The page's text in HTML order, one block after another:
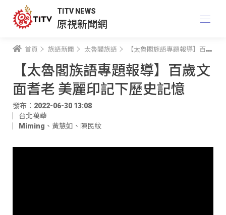
TITV NEWS
原視新聞網
首頁 族語新聞 太魯閣族語 【太魯閣族語專題報導】百歲文面耆老 美麗印記下歷史記憶
【太魯閣族語專題報導】百歲文
面耆老 美麗印記下歷史記憶
發布：2022-06-30 13:08
台北萬華
Miming 、 黃慧如 、 陳民紋